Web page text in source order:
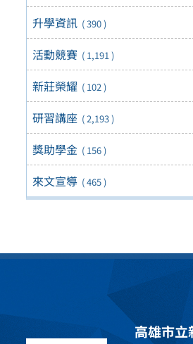
升學資訊 ( 390 )
活動競賽 ( 1,191 )
新莊榮耀 ( 102 )
研習講座 ( 2,193 )
獎助學金 ( 156 )
來文宣導 ( 465 )
高雄市立